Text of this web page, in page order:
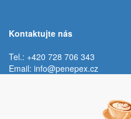
Kontaktujte nás
Tel.: +420 728 706 343
Email: info@penepex.cz
Trávník 2076, 686 03 Staré